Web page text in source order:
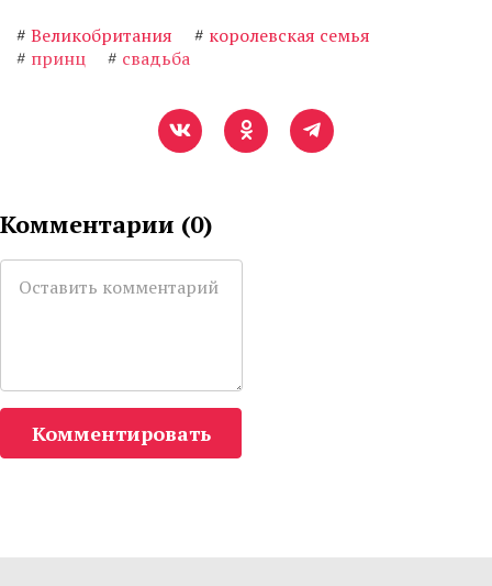
# Великобритания # королевская семья
# принц # свадьба
Комментарии (0)
Комментировать